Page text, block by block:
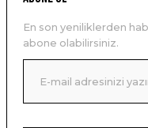
En son yeniliklerden
abone olabilirsiniz.